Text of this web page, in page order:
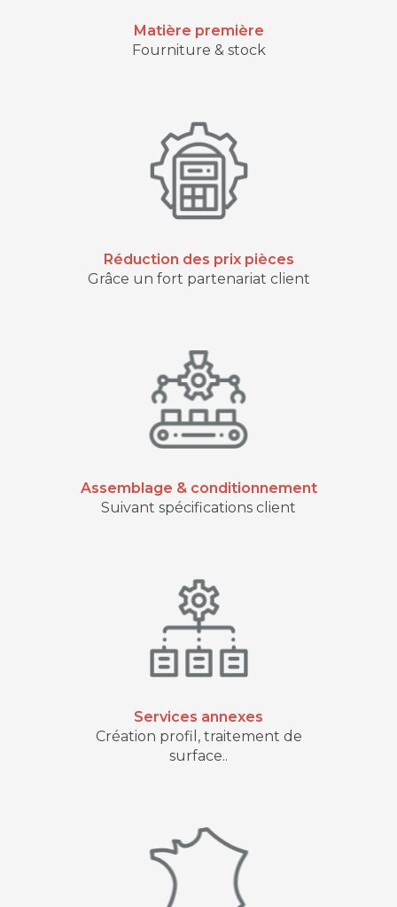
Matière première
Fourniture & stock
Réduction des prix pièces
Grâce un fort partenariat client
Assemblage & conditionnement
Suivant spécifications client
Services annexes
Création profil, traitement de
surface..